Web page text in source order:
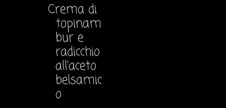
Crema di
topinam
bur e
radicchio
all'aceto
belsamic
o